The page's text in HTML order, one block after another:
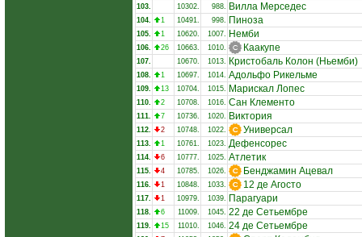
103. 10302. 988. Вилла Мерседес
104. 1 10491. 998. Пиноза
105. 1 10620. 1007. Немби
106. 26 10663. 1010. Каакупе
107. 10670. 1013. Кристобаль Колон (Ньемби)
108. 1 10697. 1014. Адольфо Рикельме
109. 13 10704. 1015. Марискал Лопес
110. 2 10708. 1016. Сан Клементо
111. 7 10736. 1020. Виктория
112. 2 10748. 1022. Универсал
113. 1 10761. 1023. Дефенсорес
114. 6 10777. 1025. Атлетик
115. 4 10785. 1026. Бенджамин Ацевал
116. 1 10848. 1033. 12 де Агосто
117. 1 10979. 1039. Парагуари
118. 6 11009. 1045. 22 де Сетьембре
119. 15 11010. 1046. 24 де Сетьембре